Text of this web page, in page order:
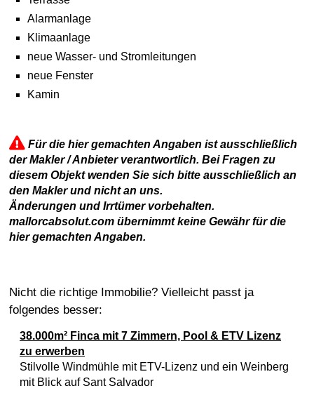
Alarmanlage
Klimaanlage
neue Wasser- und Stromleitungen
neue Fenster
Kamin
Für die hier gemachten Angaben ist ausschließlich
der Makler / Anbieter verantwortlich. Bei Fragen zu
diesem Objekt wenden Sie sich bitte ausschließlich an
den Makler und nicht an uns.
Änderungen und Irrtümer vorbehalten.
mallorcabsolut.com übernimmt keine Gewähr für die
hier gemachten Angaben.
Nicht die richtige Immobilie? Vielleicht passt ja
folgendes besser:
38.000m² Finca mit 7 Zimmern, Pool & ETV Lizenz
zu erwerben
Stilvolle Windmühle mit ETV-Lizenz und ein Weinberg
mit Blick auf Sant Salvador